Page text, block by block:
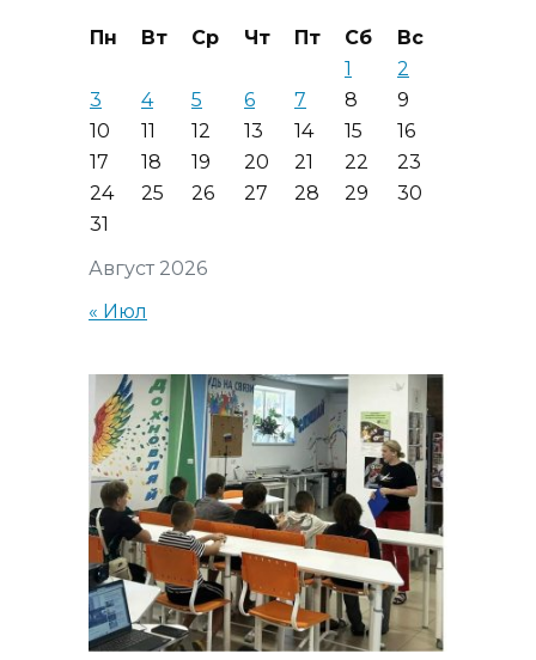
Август 2026
Пн Вт Ср Чт Пт Сб
Вс
1
2
3
4 5 6 7 8
9
10
11 12 13 14 15
16
17
18 19 20 21 22
23
24
25 26 27 28 29
30
31
« Июл